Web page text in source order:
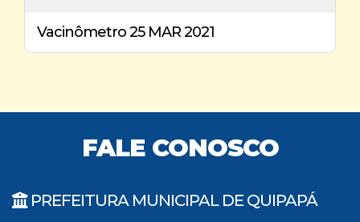
Vacinômetro 25 MAR 2021
FALE CONOSCO
PREFEITURA MUNICIPAL DE QUIPAPÁ